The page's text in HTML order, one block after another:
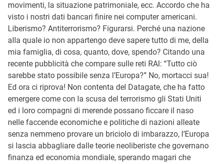
movimenti, la situazione patrimoniale, ecc. Accordo che ha
visto i nostri dati bancari finire nei computer americani.
Liberismo? Antiterrorismo? Figurarsi. Perché una nazione
alla quale io non appartengo deve sapere tutto di me, della
mia famiglia, di cosa, quanto, dove, spendo? Citando una
recente pubblicità che compare sulle reti RAI: “Tutto ciò
sarebbe stato possibile senza l’Europa?” No, mortacci sua!
Ed ora ci riprova! Non contenta del Datagate, che ha fatto
emergere come con la scusa del terrorismo gli Stati Uniti
ed i loro compagni di merende possano ficcare il naso
nelle faccende economiche e politiche di nazioni alleate
senza nemmeno provare un briciolo di imbarazzo, l’Europa
si lascia abbagliare dalle teorie neoliberiste che governano
finanza ed economia mondiale, sperando magari che